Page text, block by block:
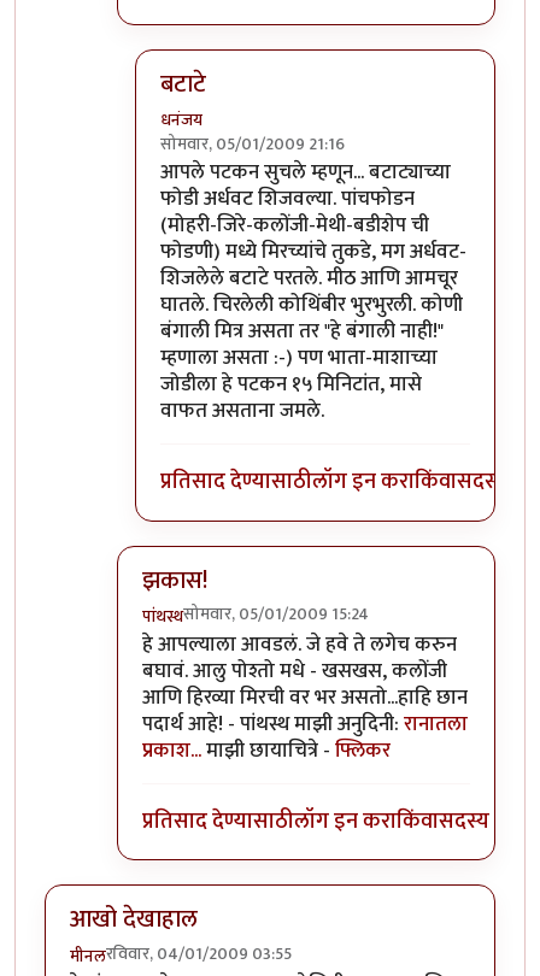
बटाटे
धनंजय
सोमवार, 05/01/2009 21:16
In reply toपाचफोडणbyनंदन
आपले पटकन सुचले म्हणून... बटाट्याच्या
फोडी अर्धवट शिजवल्या. पांचफोडन
(मोहरी-जिरे-कलोंजी-मेथी-बडीशेप ची
फोडणी) मध्ये मिरच्यांचे तुकडे, मग अर्धवट-
शिजलेले बटाटे परतले. मीठ आणि आमचूर
घातले. चिरलेली कोथिंबीर भुरभुरली. कोणी
बंगाली मित्र असता तर "हे बंगाली नाही!"
म्हणाला असता :-) पण भाता-माशाच्या
जोडीला हे पटकन १५ मिनिटांत, मासे
वाफत असताना जमले.
प्रतिसाद देण्यासाठीलॉग इन कराकिंवासदस्य व्हा
झकास!
पांथस्थसोमवार, 05/01/2009 15:24
In reply toनेहमीची मोहरी घालूनbyधनंजय
हे आपल्याला आवडलं. जे हवे ते लगेच करुन
बघावं. आलु पोश्तो मधे - खसखस, कलोंजी
आणि हिरव्या मिरची वर भर असतो...हाहि छान
पदार्थ आहे! - पांथस्थ माझी अनुदिनी:रानातला
प्रकाश...माझी छायाचित्रे -फ्लिकर
प्रतिसाद देण्यासाठीलॉग इन कराकिंवासदस्य व्हा
आखो देखाहाल
मीनलरविवार, 04/01/2009 03:55